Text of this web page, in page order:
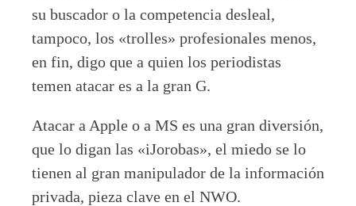
su buscador o la competencia desleal,
tampoco, los «trolles» profesionales menos,
en fin, digo que a quien los periodistas
temen atacar es a la gran G.
Atacar a Apple o a MS es una gran diversión,
que lo digan las «iJorobas», el miedo se lo
tienen al gran manipulador de la información
privada, pieza clave en el NWO.